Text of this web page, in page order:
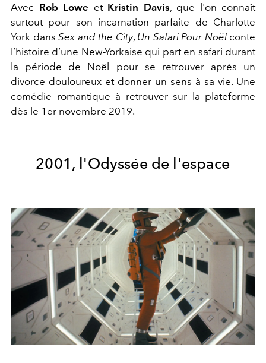
Avec Rob Lowe et Kristin Davis, que l'on connaît
surtout pour son incarnation parfaite de Charlotte
York dans Sex and the City, Un Safari Pour Noëlconte
l’histoire d’une New-Yorkaise qui part en safari durant
la période de Noël pour se retrouver après un
divorce douloureux et donner un sens à sa vie. Une
comédie romantique à retrouver sur la plateforme
dès le 1er novembre 2019.
2001, l'Odyssée de l'espace